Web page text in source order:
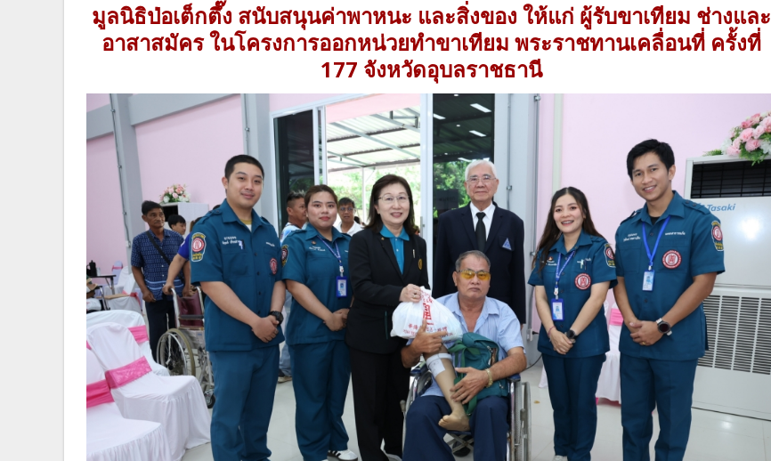
มูลนิธิป่อเต็กตึ๊ง สนับสนุนค่าพาหนะ และสิ่งของ ให้แก่ ผู้รับขาเทียม ช่างและ
อาสาสมัคร ในโครงการออกหน่วยทำขาเทียม พระราชทานเคลื่อนที่ ครั้งที่
177 จังหวัดอุบลราชธานี